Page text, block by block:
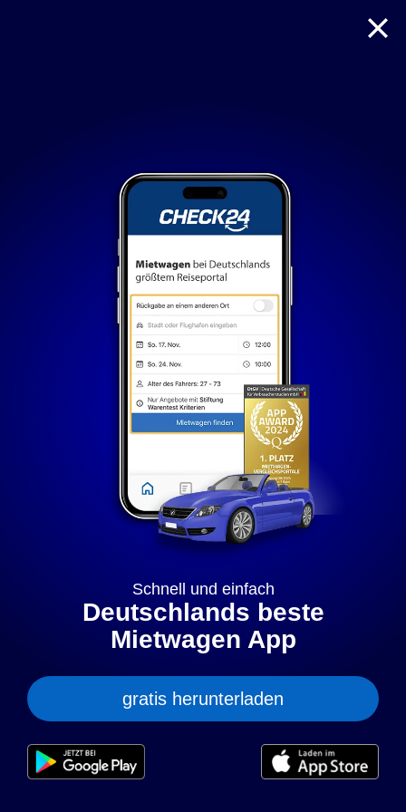
Unvergleichlich lecker
Mit dem Klick auf „geht klar” ermöglichen Sie uns Ihnen
über Cookies ein verbessertes Nutzungserlebnis zu
servieren und dieses kontinuierlich zu verbessern. So
können wir Ihnen bei unseren Partnern personalisierte
Werbung und passende Angebote anzeigen. Über
„anpassen” können Sie Ihre persönlichen Präferenzen
festlegen. Dies ist auch nachträglich jederzeit möglich. Mit
dem Klick auf „Nur notwendige Cookies” werden lediglich
technisch notwendige Cookies gespeichert.
Anpassen Geht klar
Schnell und einfach
Deutschlands beste
Mietwagen App
gratis herunterladen
Mietwagen